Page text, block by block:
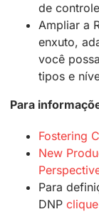
de
Ampliar a
enxuto,
você
tipos e
Para
Fostering
New
Para
DNP